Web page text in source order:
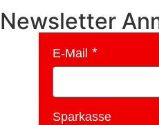
Newsletter
E-Mail
Sparkasse